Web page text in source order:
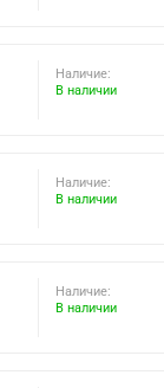
Наличие:
В наличии
Наличие:
В наличии
Наличие:
В наличии